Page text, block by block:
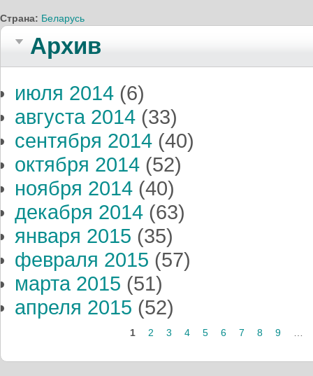
Страна: Беларусь
Архив
июля 2014 (6)
августа 2014 (33)
сентября 2014 (40)
октября 2014 (52)
ноября 2014 (40)
декабря 2014 (63)
января 2015 (35)
февраля 2015 (57)
марта 2015 (51)
апреля 2015 (52)
1 2 3 4 5 6 7 8 9